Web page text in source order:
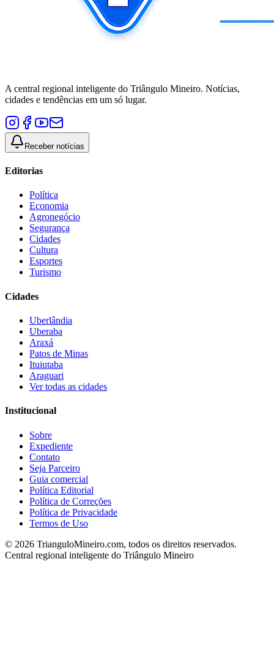
A central regional inteligente do Triângulo Mineiro. Notícias,
cidades e tendências em um só lugar.
Receber notícias
Editorias
Política
Economia
Agronegócio
Segurança
Cidades
Cultura
Esportes
Turismo
Cidades
Uberlândia
Uberaba
Araxá
Patos de Minas
Ituiutaba
Araguari
Ver todas as cidades
Institucional
Sobre
Expediente
Contato
Seja Parceiro
Guia comercial
Política Editorial
Política de Correções
Política de Privacidade
Termos de Uso
© 2026 TrianguloMineiro.com, todos os direitos reservados.
Central regional inteligente do Triângulo Mineiro